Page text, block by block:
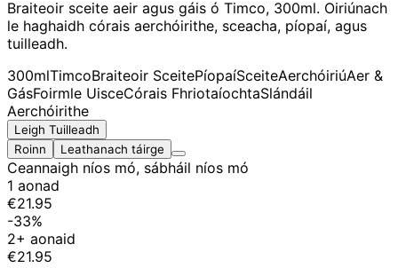
Braiteoir sceite aeir agus gáis ó Timco, 300ml. Oiriúnach
le haghaidh córais aerchóirithe, sceacha, píopaí, agus
tuilleadh.
300mlTimcoBraiteoir SceitePíopaíSceiteAerchóiriúAer &
GásFoirmle UisceCórais FhriotaíochtaSlándáil
Aerchóirithe
Leigh Tuilleadh
Roinn
Leathanach táirge
Ceannaigh níos mó, sábháil níos mó
1 aonad
€21.95
-33%
2+ aonaid
€21.95